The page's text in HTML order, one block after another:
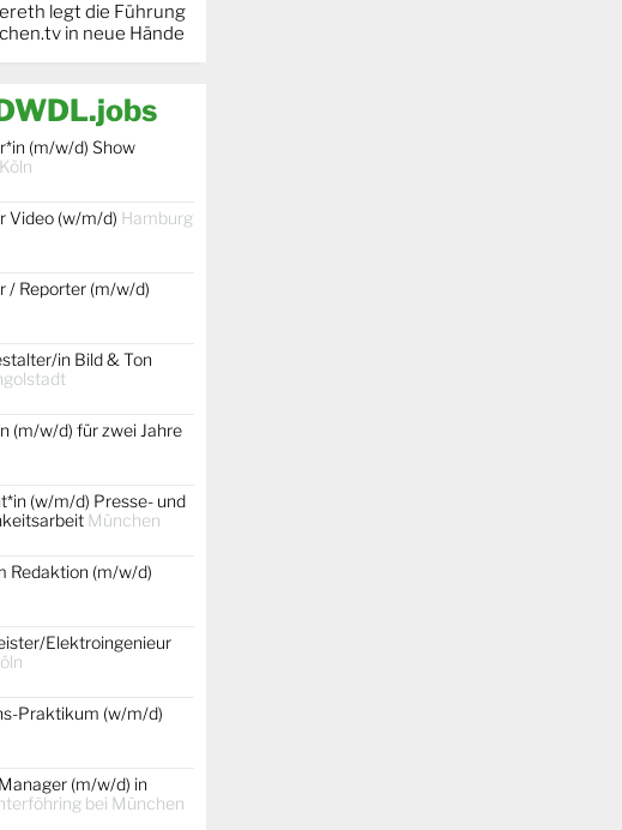
legt die Führung
in neue Hände
(m/w/d) Show
Video (w/m/d) Hamburg
/ Reporter (m/w/d)
in Bild & Ton
(m/w/d) für zwei Jahre
(w/m/d) Presse- und
München
Redaktion (m/w/d)
Elektroingenieur
Praktikum (w/m/d)
(m/w/d) in
bei München